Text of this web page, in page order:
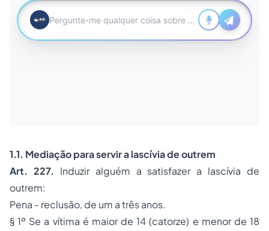
1.1. Mediação para servir a lascívia de outrem
Art. 227. Induzir alguém a satisfazer a lascívia de
outrem:
Pena - reclusão, de um a três anos.
§ 1º Se a vítima é maior de 14 (catorze) e menor de 18